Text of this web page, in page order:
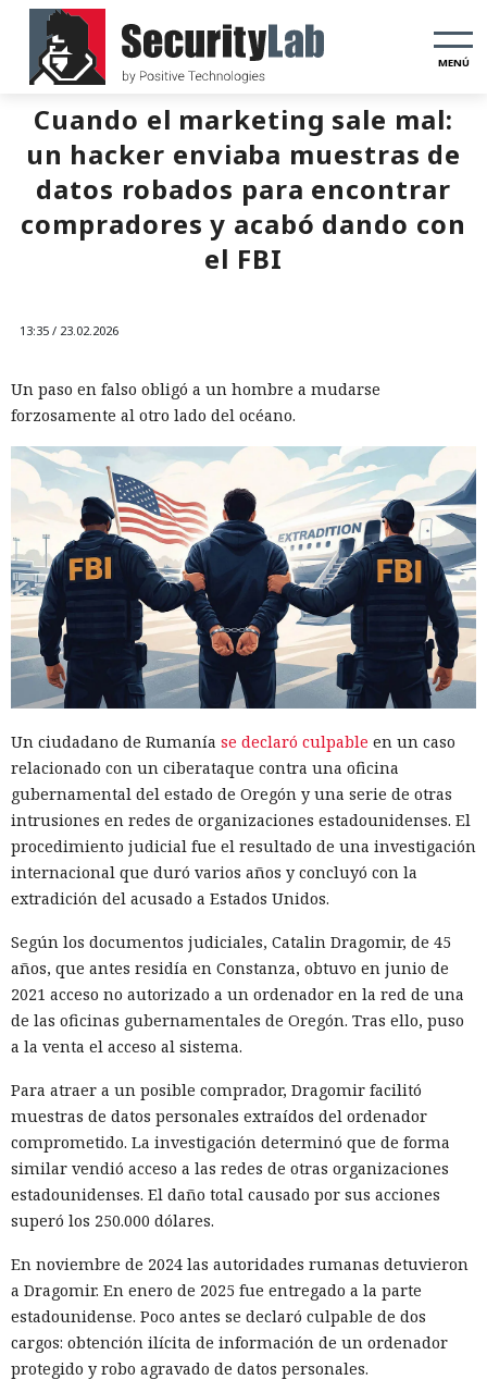
MENÚ
Cuando el marketing sale mal:
un hacker enviaba muestras de
datos robados para encontrar
compradores y acabó dando con
el FBI
13:35 / 23.02.2026
Un paso en falso obligó a un hombre a mudarse
forzosamente al otro lado del océano.
Un ciudadano de Rumanía se declaró culpable en un caso
relacionado con un ciberataque contra una oficina
gubernamental del estado de Oregón y una serie de otras
intrusiones en redes de organizaciones estadounidenses. El
procedimiento judicial fue el resultado de una investigación
internacional que duró varios años y concluyó con la
extradición del acusado a Estados Unidos.
Según los documentos judiciales, Catalin Dragomir, de 45
años, que antes residía en Constanza, obtuvo en junio de
2021 acceso no autorizado a un ordenador en la red de una
de las oficinas gubernamentales de Oregón. Tras ello, puso
a la venta el acceso al sistema.
Para atraer a un posible comprador, Dragomir facilitó
muestras de datos personales extraídos del ordenador
comprometido. La investigación determinó que de forma
similar vendió acceso a las redes de otras organizaciones
estadounidenses. El daño total causado por sus acciones
superó los 250.000 dólares.
En noviembre de 2024 las autoridades rumanas detuvieron
a Dragomir. En enero de 2025 fue entregado a la parte
estadounidense. Poco antes se declaró culpable de dos
cargos: obtención ilícita de información de un ordenador
protegido y robo agravado de datos personales.